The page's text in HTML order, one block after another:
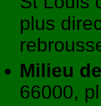
plus
Milieu
66000,